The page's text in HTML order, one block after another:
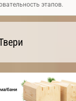
этапов.